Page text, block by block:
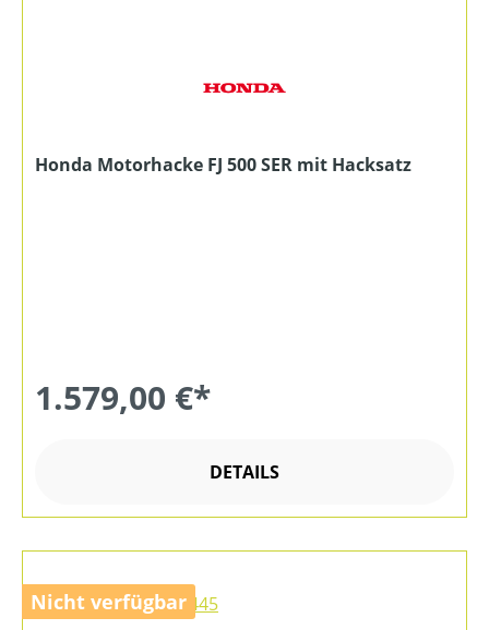
Honda Motorhacke FJ 500 SER mit Hacksatz
1.579,00 €*
DETAILS
Nicht verfügbar